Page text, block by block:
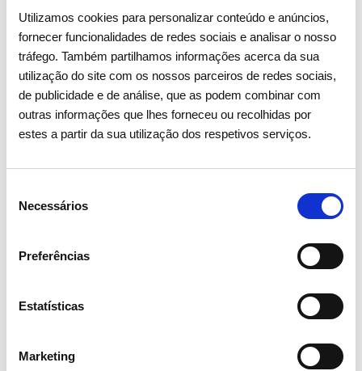
Utilizamos cookies para personalizar conteúdo e anúncios,
fornecer funcionalidades de redes sociais e analisar o nosso
tráfego. Também partilhamos informações acerca da sua
utilização do site com os nossos parceiros de redes sociais,
de publicidade e de análise, que as podem combinar com
outras informações que lhes forneceu ou recolhidas por
estes a partir da sua utilização dos respetivos serviços.
Necessários
Preferências
Estatísticas
Marketing
Assembleia Geral de Acionistas
com larga maioria